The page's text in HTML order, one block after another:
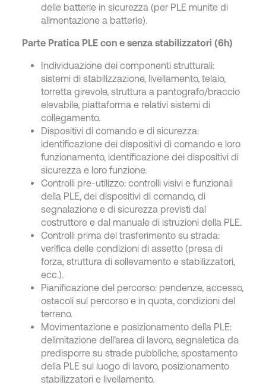
delle batterie in sicurezza (per PLE munite di
alimentazione a batterie).
Parte Pratica PLE con e senza stabilizzatori (6h)
Individuazione dei componenti strutturali:
sistemi di stabilizzazione, livellamento, telaio,
torretta girevole, struttura a pantografo/braccio
elevabile, piattaforma e relativi sistemi di
collegamento.
Dispositivi di comando e di sicurezza:
identificazione dei dispositivi di comando e loro
funzionamento, identificazione dei dispositivi di
sicurezza e loro funzione.
Controlli pre-utilizzo: controlli visivi e funzionali
della PLE, dei dispositivi di comando, di
segnalazione e di sicurezza previsti dal
costruttore e dal manuale di istruzioni della PLE.
Controlli prima del trasferimento su strada:
verifica delle condizioni di assetto (presa di
forza, struttura di sollevamento e stabilizzatori,
ecc.).
Pianificazione del percorso: pendenze, accesso,
ostacoli sul percorso e in quota, condizioni del
terreno.
Movimentazione e posizionamento della PLE:
delimitazione dell’area di lavoro, segnaletica da
predisporre su strade pubbliche, spostamento
della PLE sul luogo di lavoro, posizionamento
stabilizzatori e livellamento.